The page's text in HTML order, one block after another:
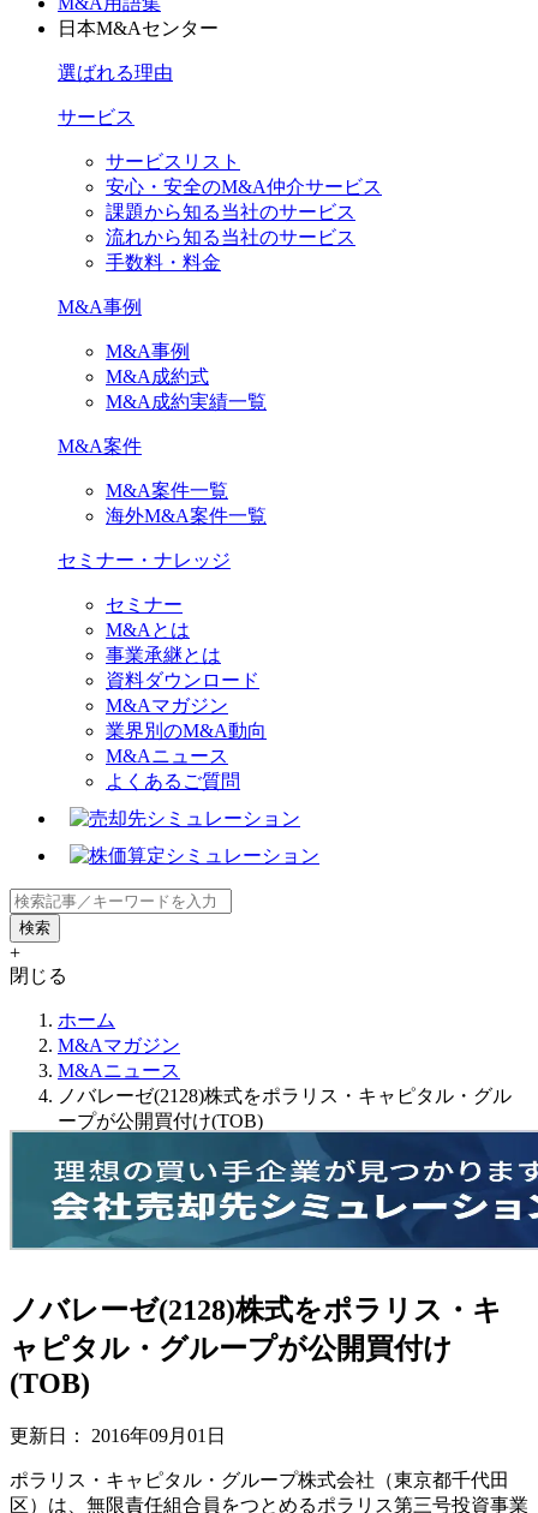
日本M&Aセンター
選ばれる理由
サービス
サービスリスト
安心・安全のM&A仲介サービス
課題から知る当社のサービス
流れから知る当社のサービス
手数料・料金
M&A事例
M&A事例
M&A成約式
M&A成約実績一覧
M&A案件
M&A案件一覧
海外M&A案件一覧
セミナー・ナレッジ
セミナー
M&Aとは
事業承継とは
資料ダウンロード
M&Aマガジン
業界別のM&A動向
M&Aニュース
よくあるご質問
+
閉じる
ホーム
M&Aマガジン
M&Aニュース
ノバレーゼ(2128)株式をポラリス・キャピタル・グル
ープが公開買付け(TOB)
ノバレーゼ(2128)株式をポラリス・キ
ャピタル・グループが公開買付け
(TOB)
更新日： 2016年09月01日
ポラリス・キャピタル・グループ株式会社（東京都千代田
区）は、無限責任組合員をつとめるポラリス第三号投資事業